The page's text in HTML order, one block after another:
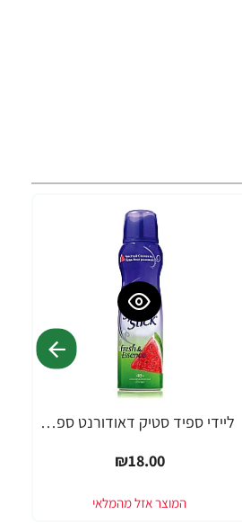
ליידי ספיד סטיק דאודורנט ספריי בניחוח אבטיח - 150 מ"ל
₪18.00